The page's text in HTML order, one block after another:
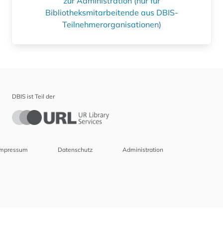
Bibliotheksmitarbeitende aus DBIS-
Teilnehmerorganisationen)
DBIS ist Teil der
Datenschutz Administration